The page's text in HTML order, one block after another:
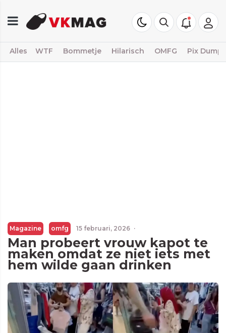
Alles WTF Bommetje Hilarisch OMFG Pix Dump
Magazine omfg 15 februari, 2026 ·
Man probeert vrouw kapot te
maken omdat ze niet iets met
hem wilde gaan drinken